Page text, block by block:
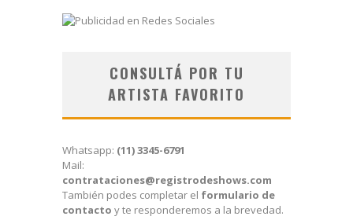
CONSULTÁ POR TU
ARTISTA FAVORITO
Whatsapp: (11) 3345-6791
Mail:
contrataciones@registrodeshows.com
También podes completar el formulario de
contacto y te responderemos a la brevedad.